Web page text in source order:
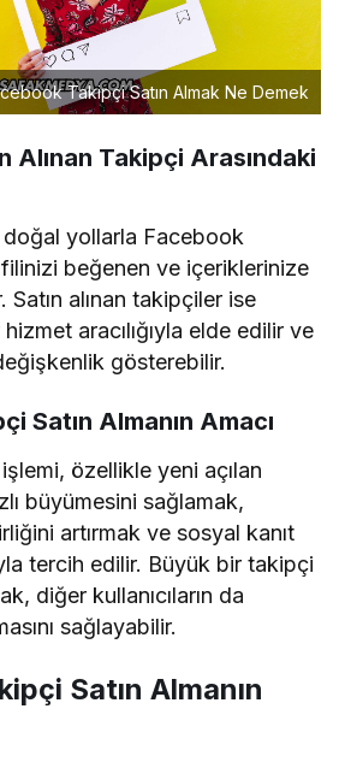
Takipçi Satın Almak Ne Demek
Alınan Takipçi Arasındaki
yollarla Facebook
beğenen ve içeriklerinize
alınan takipçiler ise
aracılığıyla elde edilir ve
gösterebilir.
Satın Almanın Amacı
özellikle yeni açılan
büyümesini sağlamak,
artırmak ve sosyal kanıt
tercih edilir. Büyük bir takipçi
diğer kullanıcıların da
sağlayabilir.
Satın Almanın